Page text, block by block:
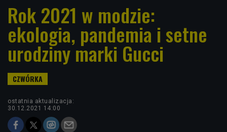
Rok 2021 w modzie:
ekologia, pandemia i setne
urodziny marki Gucci
ostatnia aktualizacja:
30.12.2021 14:00